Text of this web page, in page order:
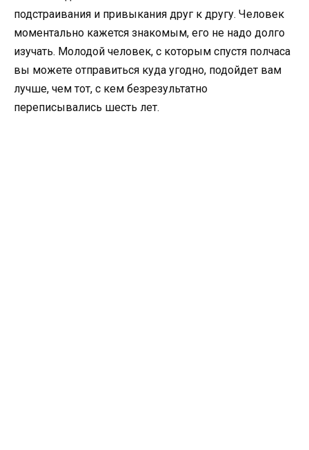
подстраивания и привыкания друг к другу. Человек
моментально кажется знакомым, его не надо долго
изучать. Молодой человек, с которым спустя полчаса
вы можете отправиться куда угодно, подойдет вам
лучше, чем тот, с кем безрезультатно
переписывались шесть лет.